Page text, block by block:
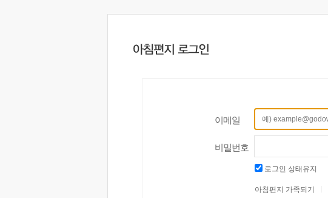
이메일
비밀번호
로그인 상태유지
아침편지 가족되기